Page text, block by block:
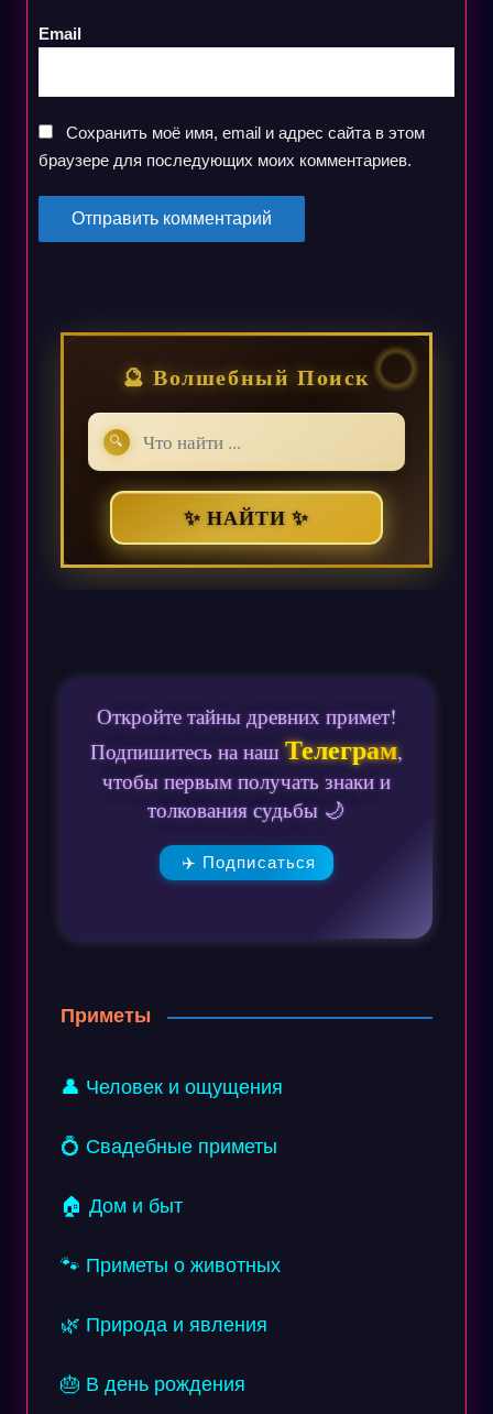
Email
Сохранить моё имя, email и адрес сайта в этом
браузере для последующих моих комментариев.
🔮 Волшебный Поиск
🔍
✨ НАЙТИ ✨
Откройте тайны древних примет!
Подпишитесь на нашТелеграм,
чтобы первым получать знаки и
толкования судьбы 🌙
✈️ Подписаться
Приметы
👤 Человек и ощущения
💍 Свадебные приметы
🏠 Дом и быт
🐾 Приметы о животных
🌿 Природа и явления
🎂 В день рождения